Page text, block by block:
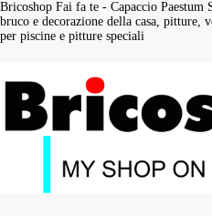
Bricoshop Fai fa te - Capaccio
bruco e decorazione della casa, pitture,
per piscine e pitture speciali